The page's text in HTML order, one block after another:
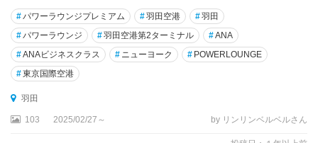
#パワーラウンジプレミアム #羽田空港 #羽田
#パワーラウンジ #羽田空港第2ターミナル #ANA
#ANAビジネスクラス # ニューヨーク # POWERLOUNGE
#東京国際空港
羽田
103 2025/02/27～ by リンリンベルベルさん